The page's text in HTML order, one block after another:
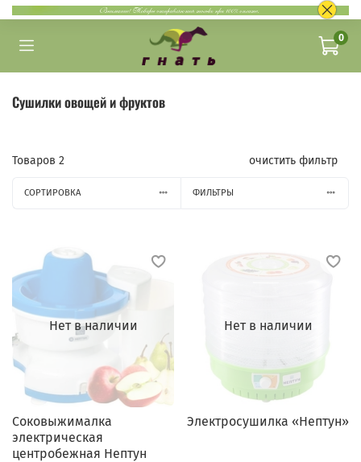
0
Сушилки овощей и фруктов
Товаров 2 очистить фильтр
СОРТИРОВКА ФИЛЬТРЫ
Нет в наличии
Соковыжималка
электрическая
центробежная Нептун
Нет в наличии
Электросушилка «Нептун»